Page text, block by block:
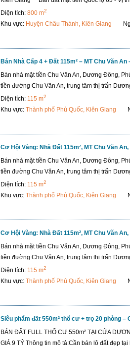
Diện tích: 800 m2
Khu vực: Huyện Châu Thành, Kiên Giang
Bán Nhà Cấp 4 + Đất 115m² – MT Chu Văn
Bán nhà mặt tiền Chu Văn An, Dương Đông,
tiền đường Chu Văn An, trung tâm thị trấn
Diện tích: 115 m2
Khu vực: Thành phố Phú Quốc, Kiên Giang
Cơ Hội Vàng: Nhà Đất 115m², MT Chu Văn
Bán nhà mặt tiền Chu Văn An, Dương Đông,
tiền đường Chu Văn An, trung tâm thị trấn
Diện tích: 115 m2
Khu vực: Thành phố Phú Quốc, Kiên Giang
Cơ Hội Vàng: Nhà Đất 115m², MT Chu Văn
Bán nhà mặt tiền Chu Văn An, Dương Đông,
tiền đường Chu Văn An, trung tâm thị trấn
Diện tích: 115 m2
Khu vực: Thành phố Phú Quốc, Kiên Giang
Siêu phẩm đất 550m² thổ cư + trọ 20 phòng
BÁN ĐẤT FULL THỔ CƯ 550m² TẠI CỬA
GIÁ 9 TỶ Thông tin mô tả:Cần bán lô đất đẹp